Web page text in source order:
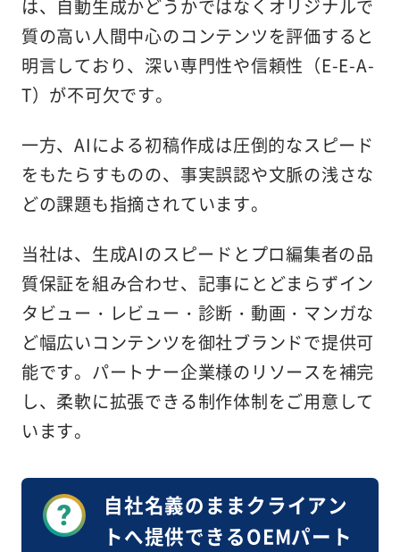
は、自動生成かどうかではなくオリジナルで
質の高い人間中心のコンテンツを評価すると
明言しており、深い専門性や信頼性（E-E-A-
T）が不可欠です。
一方、AIによる初稿作成は圧倒的なスピード
をもたらすものの、事実誤認や文脈の浅さな
どの課題も指摘されています。
当社は、生成AIのスピードとプロ編集者の品
質保証を組み合わせ、記事にとどまらずイン
タビュー・レビュー・診断・動画・マンガな
ど幅広いコンテンツを御社ブランドで提供可
能です。パートナー企業様のリソースを補完
し、柔軟に拡張できる制作体制をご用意して
います。
自社名義のままクライアン
トへ提供できるOEMパート